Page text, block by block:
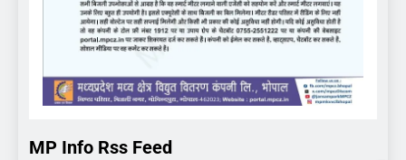
MP Info Rss Feed